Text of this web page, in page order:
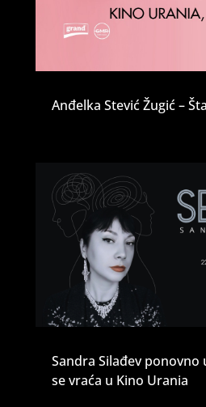
Anđelka Stević Žugić –
Sandra Silađev ponovno
se vraća u Kino Urania